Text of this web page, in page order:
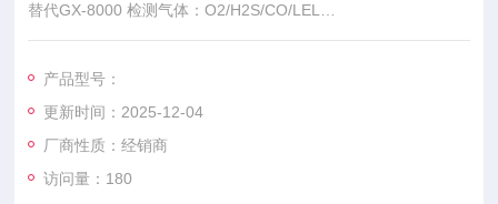
替代GX-8000 检测气体：O2/H2S/CO/LEL
有现货
产品型号：
更新时间：2025-12-04
厂商性质：经销商
访问量：180